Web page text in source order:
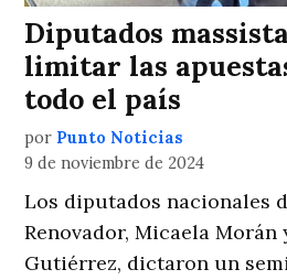
Diputados
limitar las
todo el país
por Punto Noticias
9 de noviembre de 2024
Los diputados nacionales
Renovador, Micaela Morán
Gutiérrez, dictaron un